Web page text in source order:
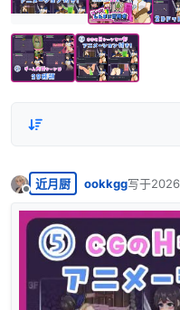
离线
近月厨 ookkgg写于
最后由 编